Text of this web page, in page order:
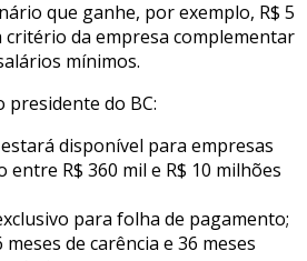
que ganhe, por exemplo, R$ 5
critério da empresa complementar
mínimos.
presidente do BC:
disponível para empresas
R$ 360 mil e R$ 10 milhões
para folha de pagamento;
de carência e 36 meses